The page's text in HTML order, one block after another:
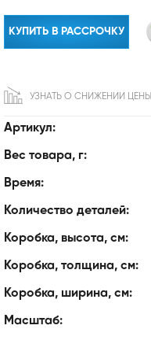
Артикул:
Вес товара, г:
Время:
Количество деталей:
Коробка, высота, см:
Коробка, толщина, см:
Коробка, ширина, см:
Масштаб:
КУПИТЬ В РАССРОЧКУ
УЗНАТЬ О СНИЖЕНИИ ЦЕНЫ